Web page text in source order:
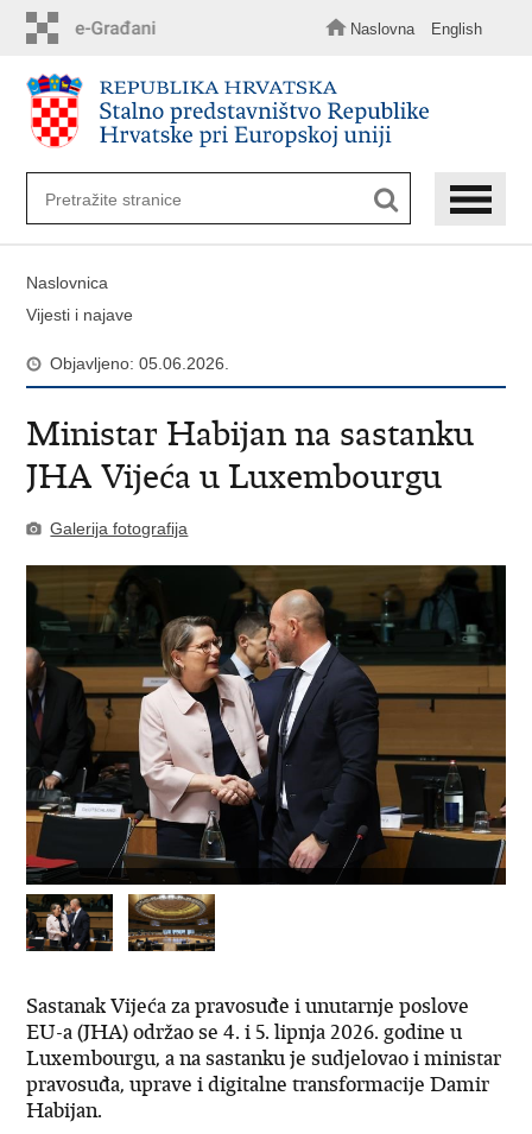
sadržaj
Naslovna English
Naslovnica
Vijesti i najave
Objavljeno: 05.06.2026.
Ministar Habijan na sastanku
JHA Vijeća u Luxembourgu
Galerija fotografija
Sastanak Vijeća za pravosuđe i unutarnje poslove
EU-a (JHA) održao se 4. i 5. lipnja 2026. godine u
Luxembourgu, a na sastanku je sudjelovao i ministar
pravosuđa, uprave i digitalne transformacije Damir
Habijan.